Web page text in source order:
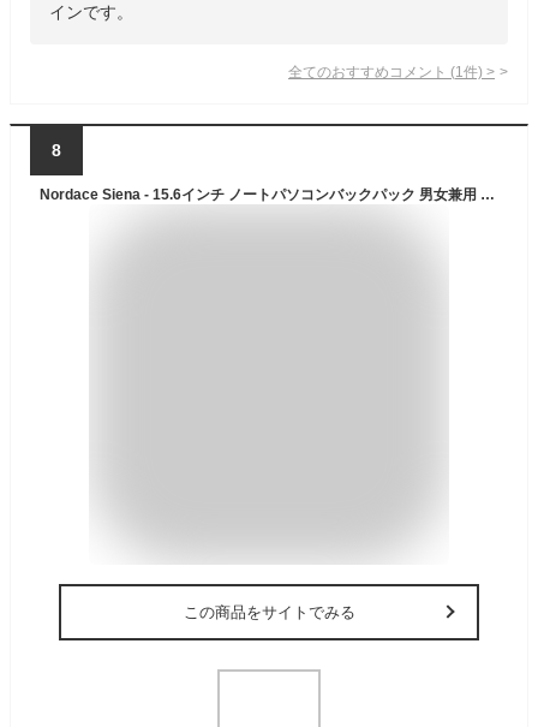
インです。
全てのおすすめコメント (1 件) >
8
Nordace Siena - 15.6インチ ノートパソコンバックパック 男女兼用 USB充電ポート付き 防水 日常 旅行 仕事用, カーキ, 19L
この商品をサイトでみる